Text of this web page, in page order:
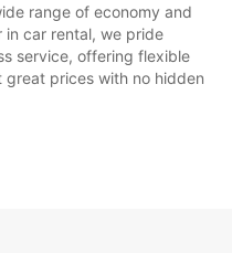
range of economy and
in car rental, we pride
service, offering flexible
prices with no hidden